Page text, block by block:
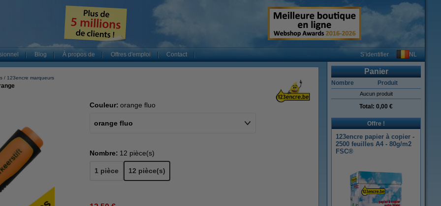
Blog À propos de Offres d'emploi Contact S’identifier NL
123encre marqueurs
Couleur: orange fluo
orange fluo
Nombre: 12 pièce(s)
1 pièce 12 pièce(s)
Panier
Nombre Produit
Aucun produit
Total: 0,00 €
Offre !
123encre papier à copier -
2500 feuilles A4 - 80g/m2
FSC®